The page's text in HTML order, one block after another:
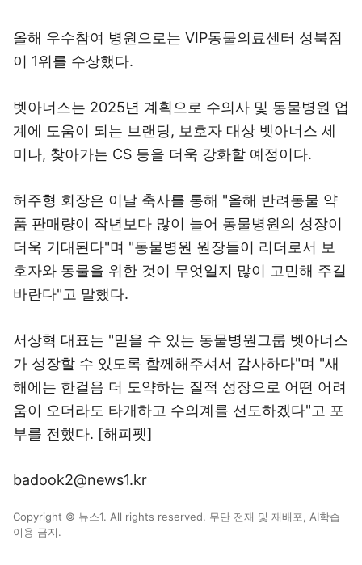
올해 우수참여 병원으로는 VIP동물의료센터 성북점
이 1위를 수상했다.
벳아너스는 2025년 계획으로 수의사 및 동물병원 업
계에 도움이 되는 브랜딩, 보호자 대상 벳아너스 세
미나, 찾아가는 CS 등을 더욱 강화할 예정이다.
허주형 회장은 이날 축사를 통해 "올해 반려동물 약
품 판매량이 작년보다 많이 늘어 동물병원의 성장이
더욱 기대된다"며 "동물병원 원장들이 리더로서 보
호자와 동물을 위한 것이 무엇일지 많이 고민해 주길
바란다"고 말했다.
서상혁 대표는 "믿을 수 있는 동물병원그룹 벳아너스
가 성장할 수 있도록 함께해주셔서 감사하다"며 "새
해에는 한걸음 더 도약하는 질적 성장으로 어떤 어려
움이 오더라도 타개하고 수의계를 선도하겠다"고 포
부를 전했다. [해피펫]
badook2@news1.kr
Copyright © 뉴스1. All rights reserved. 무단 전재 및 재배포, AI학습
이용 금지.